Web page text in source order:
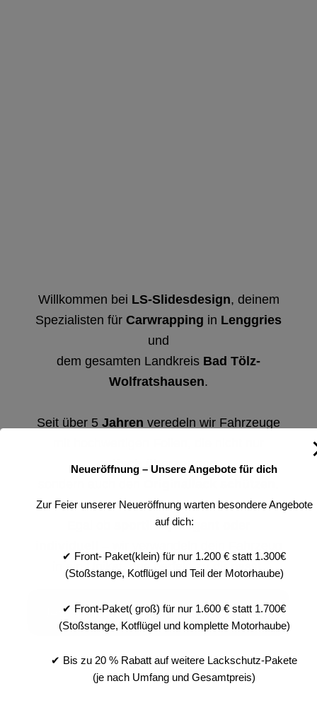
Willkommen bei LS-Slidesdesign, deinem
Spezialisten für Carwrapping in Lenggries
und
dem gesamten Landkreis Bad Tölz-
Wolfratshausen.
Seit über 5 Jahren veredeln wir Fahrzeuge
optisch überzeugen,
sportlich, elegant oder
in ein Unikat, das perfekt zu dir passt.
Jetzt Carwrapping Beartung anfragen
Neueröffnung – Unsere Angebote für dich
Zur Feier unserer Neueröffnung warten besondere Angebote
auf dich:
✔ Front- Paket(klein) für nur 1.200 € statt 1.300€
(Stoßstange, Kotflügel und Teil der Motorhaube)
✔ Front-Paket( groß) für nur 1.600 € statt 1.700€
(Stoßstange, Kotflügel und komplette Motorhaube)
✔ Bis zu 20 % Rabatt auf weitere Lackschutz-Pakete
(je nach Umfang und Gesamtpreis)